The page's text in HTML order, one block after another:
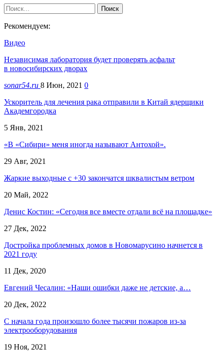
Рекомендуем:
Видео
Независимая лаборатория будет проверять асфальт
в новосибирских дворах
sonar54.ru 8 Июн, 2021 0
Ускоритель для лечения рака отправили в Китай ядерщики
Академгородка
5 Янв, 2021
«В «Сибири» меня иногда называют Антохой».
29 Авг, 2021
Жаркие выходные c +30 закончатся шквалистым ветром
20 Май, 2022
Денис Костин: «Сегодня все вместе отдали всё на площадке»
27 Дек, 2022
Достройка проблемных домов в Новомарусино начнется в
2021 году
11 Дек, 2020
Евгений Чесалин: «Наши ошибки даже не детские, а…
20 Дек, 2022
С начала года произошло более тысячи пожаров из-за
электрооборудования
19 Ноя, 2021